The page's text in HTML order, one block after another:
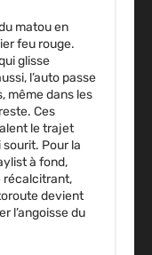
matou en
feu rouge.
glisse
l’auto passe
même dans les
Ces
le trajet
Pour la
à fond,
récalcitrant,
devient
l’angoisse du